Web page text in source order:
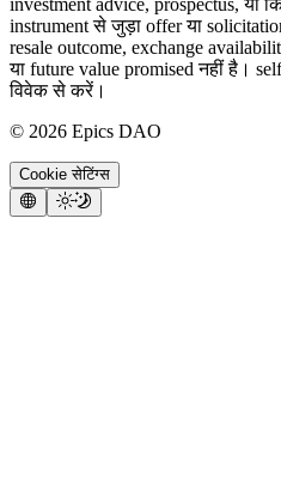
instrument से जुड़ा offer या
resale outcome, exchange
या future value promised नहीं है।
विवेक से करें।
© 2026 Epics DAO
Cookie सेटिंग्स